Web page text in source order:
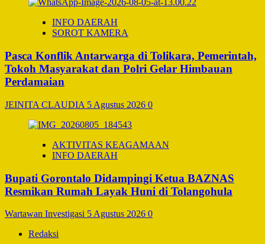
INFO DAERAH
SOROT KAMERA
Pasca Konflik Antarwarga di Tolikara, Pemerintah,
Tokoh Masyarakat dan Polri Gelar Himbauan
Perdamaian
JEINITA CLAUDIA 5 Agustus 2026 0
AKTIVITAS KEAGAMAAN
INFO DAERAH
Bupati Gorontalo Didampingi Ketua BAZNAS
Resmikan Rumah Layak Huni di Tolangohula
Wartawan Investigasi 5 Agustus 2026 0
Redaksi